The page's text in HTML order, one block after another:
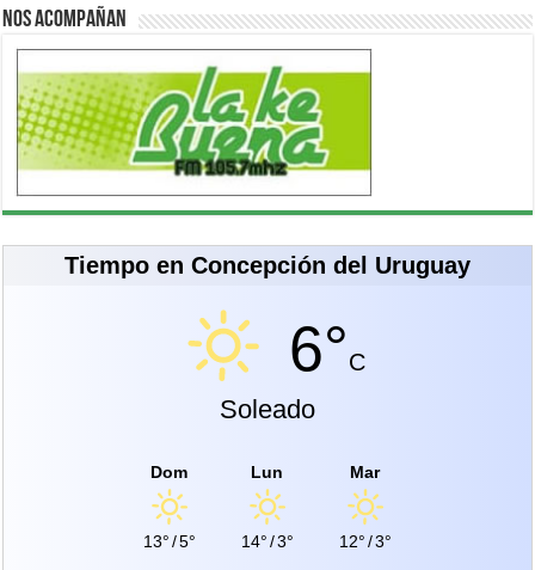
Nos acompañan
Tiempo en Concepción del Uruguay
6°C
Soleado
Dom
13°/5°
Lun
14°/3°
Mar
12°/3°